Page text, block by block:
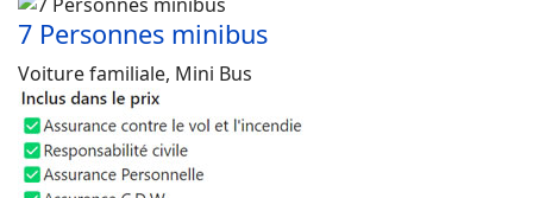
7 Personnes minibus
Voiture familiale, Mini Bus